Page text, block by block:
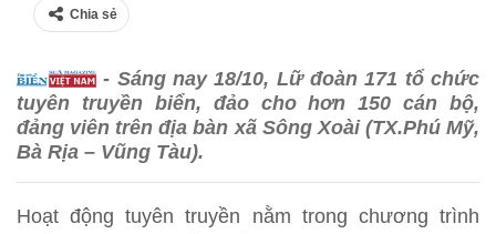
Chia sẻ
- Sáng nay 18/10, Lữ đoàn 171 tổ chức
tuyên truyền biển, đảo cho hơn 150 cán bộ,
đảng viên trên địa bàn xã Sông Xoài (TX.Phú Mỹ,
Bà Rịa – Vũng Tàu).
Hoạt động tuyên truyền nằm trong chương trình